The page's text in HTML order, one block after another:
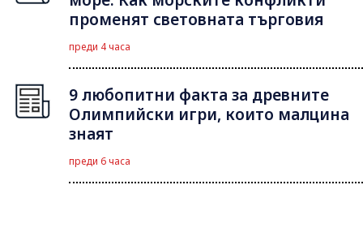
променят световната търговия
преди 4 часа
9 любопитни факта за древните
Олимпийски игри, които малцина
знаят
преди 6 часа